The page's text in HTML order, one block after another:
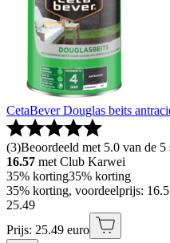
CetaBever Douglas beits
(3)Beoordeeld met 5.0 van de
16.57 met Club Karwei
35% korting35% korting
35% korting, voordeelprijs:
25.49
Prijs: 25.49 euro